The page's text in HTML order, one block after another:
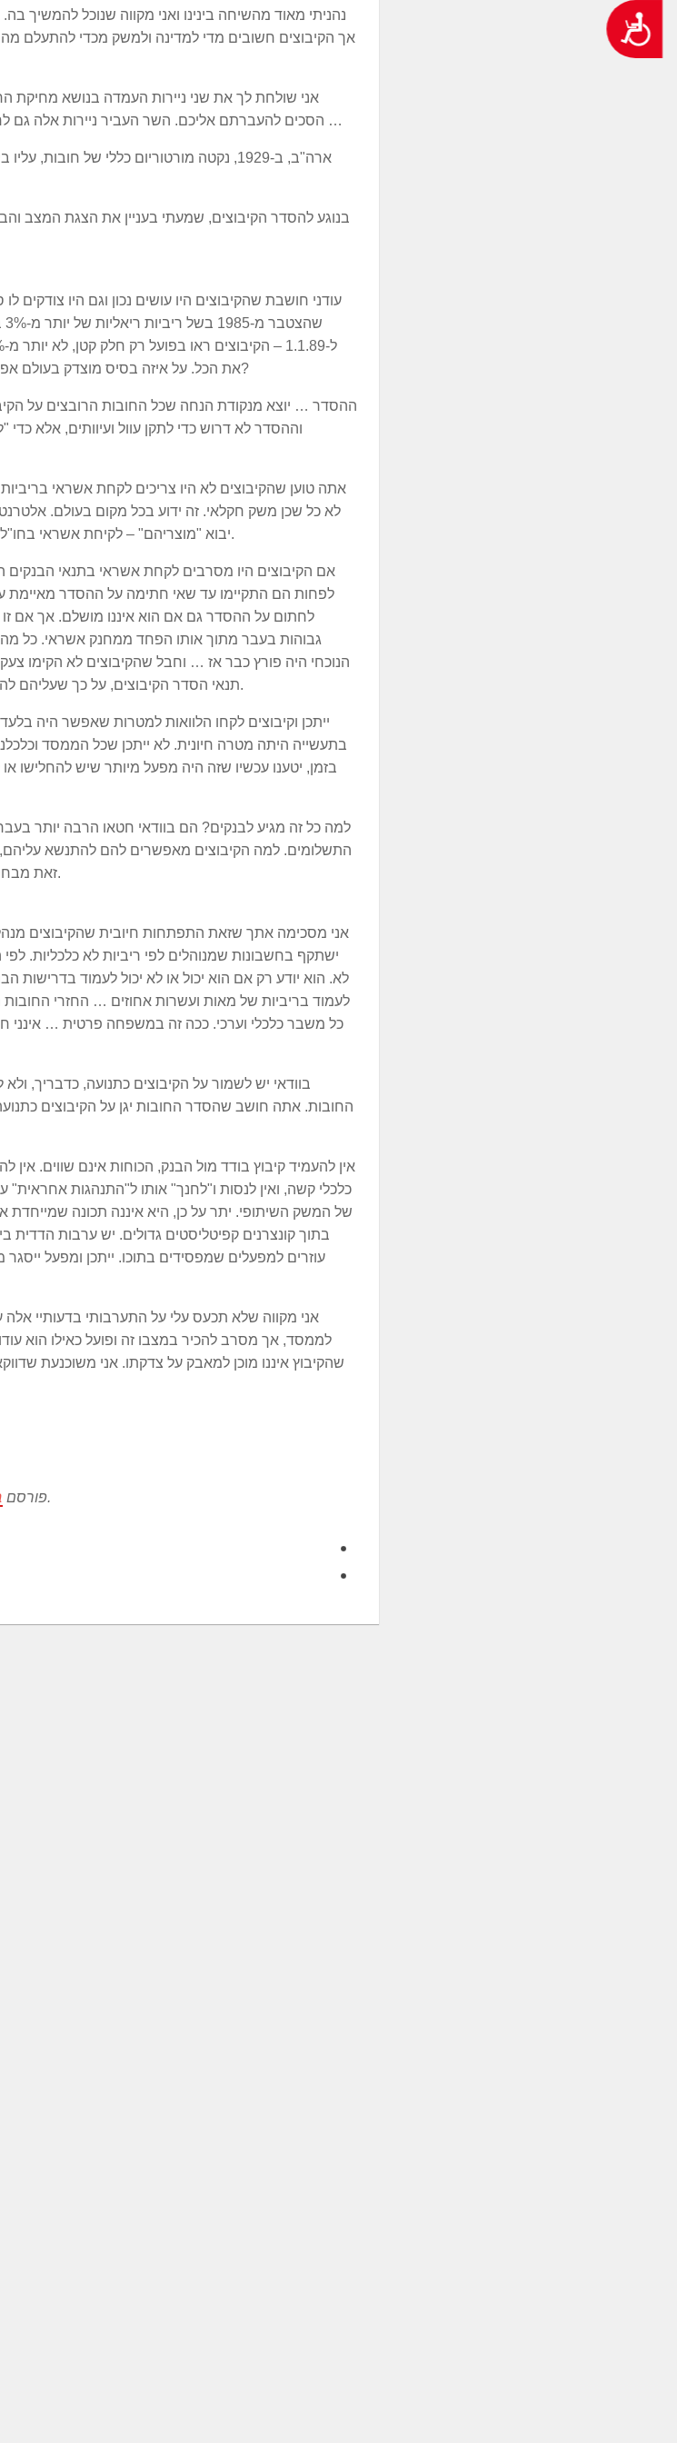
נגישות
נהניתי מאוד מהשיחה בינינו ואני מקווה שנוכל להמשיך
אך הקיבוצים חשובים מדי למדינה ולמשק מכדי להתעלם
אני שולחת לך את שני ניירות העמדה בנושא
הסכים להעברתם אליכם. השר העביר ניירות אלה גם לחברי הממשלה ומה שחשוב לכם במיוחד, שר החקלאות רפול, התלהב מהם …
עודני חושבת שהקיבוצים היו עושים נכון וגם היו
את הכל. על איזה בסיס מוצדק בעולם אפשר לדרוש מהם ש"יחזירו" סכומי עתק שמעולם לא ראום? למה להסכים לזה?
ההסדר … יוצא מנקודת הנחה שכל החובות הרובצים על
וההסדר לא דרוש כדי לתקן עוול ועיוותים, אלא
לא כל שכן משק חקלאי. זה ידוע בכל מקום בעולם.
יבוא "מוצריהם" – לקיחת אשראי בחו"ל במקרה זה. לא חוסר האלטרנטיבה ולא תנאי ההלוואה הם אשמת הקיבוצים.
לפחות הם התקיימו עד שאי חתימה על ההסדר מאיימת
לחתום על ההסדר גם אם הוא איננו מושלם. אך אם זו
הנוכחי היה פורץ כבר אז … וחבל שהקיבוצים לא הקימו
תנאי הסדר הקיבוצים, על כך שעליהם להחזיר בכסף מלא חובות שאינם אלא ניפוח מספרים שרירותי בספרי הבנקים.
ייתכן וקיבוצים לקחו הלוואות למטרות שאפשר היה
בתעשייה היתה מטרה חיונית. לא ייתכן שכל הממסד
בזמן, יטענו עכשיו שזה היה מפעל מיותר שיש להחלישו
למה כל זה מגיע לבנקים? הם בוודאי חטאו הרבה יותר
התשלומים. למה הקיבוצים מאפשרים להם להתנשא
זאת מבחינת הצדק. מן הבחינה הכלכלית בוודאי רצוי שהכסף יישאר בקיבוץ ולא בבנק.
אני מסכימה אתך שזאת התפתחות חיובית שהקיבוצים
ישתקף בחשבונות שמנוהלים לפי ריביות לא כלכליות.
לא. הוא יודע רק אם הוא יכול או לא יכול לעמוד בדרישות
לעמוד בריביות של מאות ועשרות אחוזים … החזרי
כל משבר כלכלי וערכי. ככה זה במשפחה פרטית … אינני
בוודאי יש לשמור על הקיבוצים כתנועה, כדבריך,
החובות. אתה חושב שהסדר החובות יגן על הקיבוצים
אין להעמיד קיבוץ בודד מול הבנק, הכוחות אינם שווים.
כלכלי קשה, ואין לנסות ו"לחנך" אותו ל"התנהגות
של המשק השיתופי. יתר על כן, היא איננה תכונה שמייחדת
בתוך קונצרנים קפיטליסטים גדולים. יש ערבות הדדית
עוזרים למפעלים שמפסידים בתוכו. ייתכן ומפעל
אני מקווה שלא תכעס עלי על התערבותי בדעותיי
לממסד, אך מסרב להכיר במצבו זה ופועל כאילו הוא
שהקיבוץ איננו מוכן למאבק על צדקתו. אני משוכנעת
פורסםפה.